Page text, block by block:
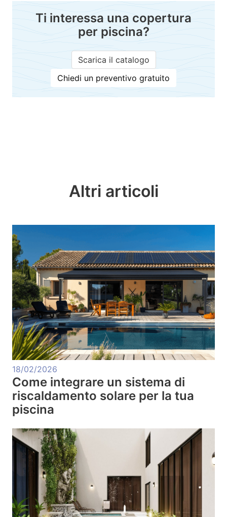
Ti interessa una copertura
per piscina?
Scarica il catalogo
Chiedi un preventivo gratuito
Altri articoli
18/02/2026
Come integrare un sistema di
riscaldamento solare per la tua
piscina